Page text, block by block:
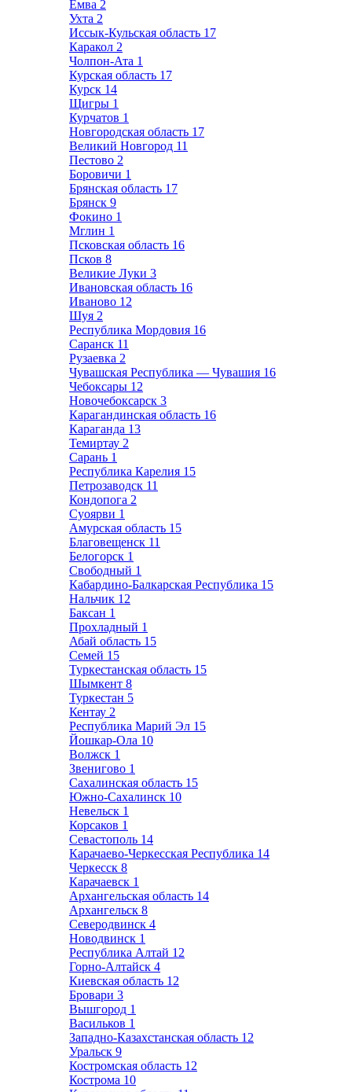
Емва 2
Ухта 2
Иссык-Кульская область 17
Каракол 2
Чолпон-Ата 1
Курская область 17
Курск 14
Щигры 1
Курчатов 1
Новгородская область 17
Великий Новгород 11
Пестово 2
Боровичи 1
Брянская область 17
Брянск 9
Фокино 1
Мглин 1
Псковская область 16
Псков 8
Великие Луки 3
Ивановская область 16
Иваново 12
Шуя 2
Республика Мордовия 16
Саранск 11
Рузаевка 2
Чувашская Республика — Чувашия 16
Чебоксары 12
Новочебоксарск 3
Карагандинская область 16
Караганда 13
Темиртау 2
Сарань 1
Республика Карелия 15
Петрозаводск 11
Кондопога 2
Суоярви 1
Амурская область 15
Благовещенск 11
Белогорск 1
Свободный 1
Кабардино-Балкарская Республика 15
Нальчик 12
Баксан 1
Прохладный 1
Абай область 15
Семей 15
Туркестанская область 15
Шымкент 8
Туркестан 5
Кентау 2
Республика Марий Эл 15
Йошкар-Ола 10
Волжск 1
Звенигово 1
Сахалинская область 15
Южно-Сахалинск 10
Невельск 1
Корсаков 1
Севастополь 14
Карачаево-Черкесская Республика 14
Черкесск 8
Карачаевск 1
Архангельская область 14
Архангельск 8
Северодвинск 4
Новодвинск 1
Республика Алтай 12
Горно-Алтайск 4
Киевская область 12
Бровари 3
Вышгород 1
Васильков 1
Западно-Казахстанская область 12
Уральск 9
Костромская область 12
Кострома 10